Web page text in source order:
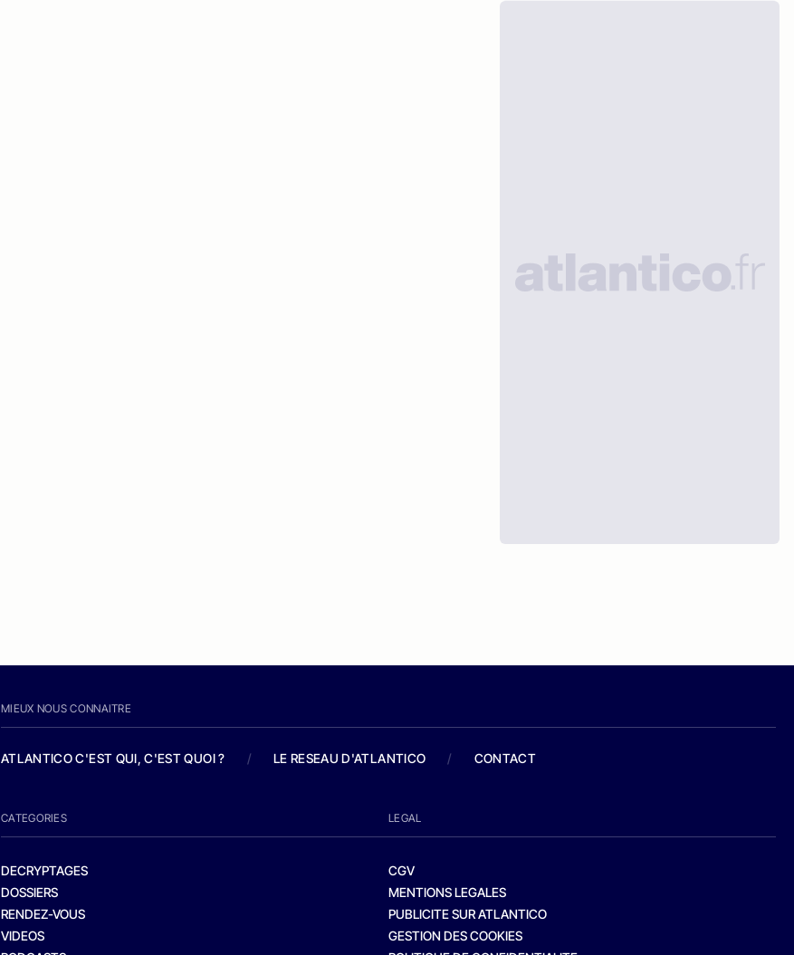
MIEUX NOUS CONNAITRE
ATLANTICO C'EST QUI, C'EST QUOI ? / LE RESEAU D'ATLANTICO / CONTACT
CATEGORIES
DECRYPTAGES
DOSSIERS
RENDEZ-VOUS
VIDEOS
LEGAL
CGV
MENTIONS LEGALES
PUBLICITE SUR ATLANTICO
GESTION DES COOKIES